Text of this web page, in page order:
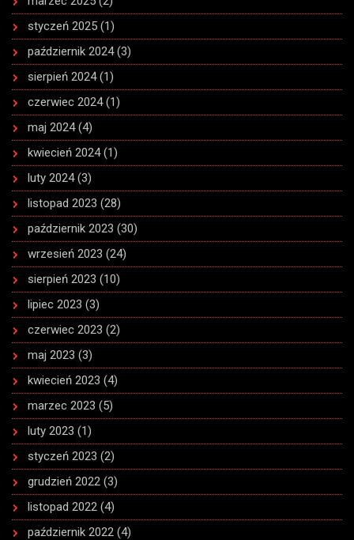
styczeń 2025 (1)
październik 2024(3)
sierpień 2024(1)
czerwiec 2024(1)
maj 2024(4)
kwiecień 2024(1)
luty 2024(3)
listopad 2023 (28)
październik 2023 (30)
wrzesień 2023 (24)
sierpień 2023 (10)
lipiec 2023 (3)
czerwiec 2023 (2)
maj 2023 (3)
kwiecień 2023 (4)
marzec 2023 (5)
luty 2023 (1)
styczeń 2023 (2)
grudzień 2022 (3)
listopad 2022 (4)
październik 2022 (4)